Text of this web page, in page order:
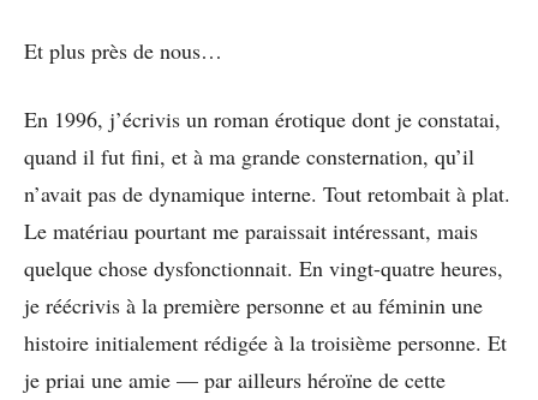
Et plus près de nous…
En 1996, j’écrivis un roman érotique dont je constatai,
quand il fut fini, et à ma grande consternation, qu’il
n’avait pas de dynamique interne. Tout retombait à plat.
Le matériau pourtant me paraissait intéressant, mais
quelque chose dysfonctionnait. En vingt-quatre heures,
je réécrivis à la première personne et au féminin une
histoire initialement rédigée à la troisième personne. Et
je priai une amie — par ailleurs héroïne de cette